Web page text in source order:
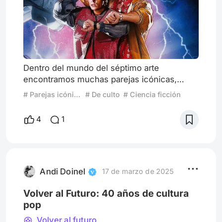
Dentro del mundo del séptimo arte
encontramos muchas parejas icónicas,
aquellas románticas, cómicas, distintas,
pocas han hecho historia. Entre ellas
destacan nuestros queridos viajeros del
de una manera única, por su química en la
# Parejas icónicas # De culto # Ciencia ficción
4 1
Andi Doinel 17 de marzo de 2025
Volver al Futuro: 40 años de cultura
pop
Volver al futuro